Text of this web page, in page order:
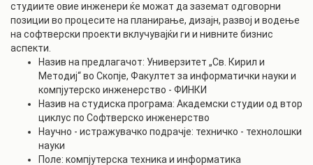
студиите овие инженери ќе можат да заземат одговорни
позиции во процесите на планирање, дизајн, развој и водење
на софтверски проекти вклучувајќи ги и нивните бизнис
аспекти.
Назив на предлагачот: Универзитет „Св. Кирил и
Методиј“ во Скопје, Факултет за информатички науки и
компјутерско инженерство - ФИНКИ
Назив на студиска програма: Академски студии од втор
циклус по Софтверско инженерство
Научно - истражувачко подрачје: техничко - технолошки
науки
Поле: компјутерска техника и информатика